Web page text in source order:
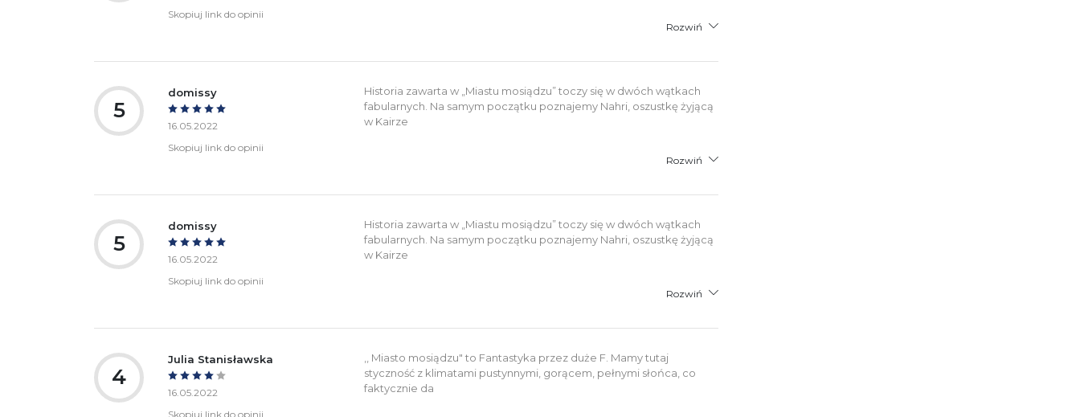
Skopiuj link do opinii
Rozwiń
5
domissy
16.05.2022
Skopiuj link do opinii
Historia zawarta w „Miastu mosiądzu” toczy się w dwóch wątkach
fabularnych. Na samym początku poznajemy Nahri, oszustkę żyjącą
w Kairze
Rozwiń
5
domissy
16.05.2022
Skopiuj link do opinii
Historia zawarta w „Miastu mosiądzu” toczy się w dwóch wątkach
fabularnych. Na samym początku poznajemy Nahri, oszustkę żyjącą
w Kairze
Rozwiń
4
Julia Stanisławska
16.05.2022
Skopiuj link do opinii
,, Miasto mosiądzu" to Fantastyka przez duże F. Mamy tutaj
styczność z klimatami pustynnymi, gorącem, pełnymi słońca, co
faktycznie da